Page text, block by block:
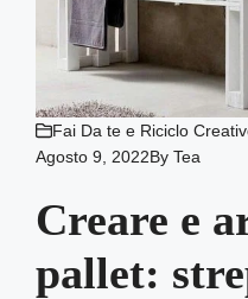
Fai Da te e Riciclo
Agosto 9, 2022ByTea
Creare e
pallet: